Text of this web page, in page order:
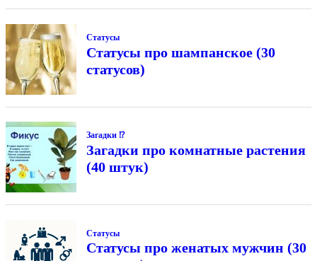
Статусы
Статусы про шампанское (30
статусов)
Загадки ⁉
Загадки про комнатные растения
(40 штук)
Статусы
Статусы про женатых мужчин (30